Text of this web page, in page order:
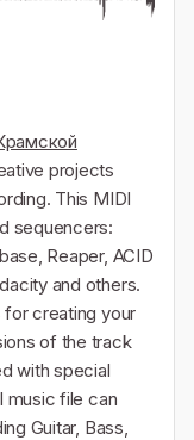
projects
This MIDI
sequencers:
Reaper, ACID
and others.
creating your
of the track
with special
music file can
Guitar, Bass,